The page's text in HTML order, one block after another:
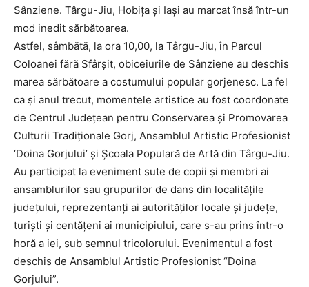
Sânziene. Târgu-Jiu, Hobița și Iași au marcat însă într-un
mod inedit sărbătoarea.
Astfel, sâmbătă, la ora 10,00, la Târgu-Jiu, în Parcul
Coloanei fără Sfârşit, obiceiurile de Sânziene au deschis
marea sărbătoare a costumului popular gorjenesc. La fel
ca şi anul trecut, momentele artistice au fost coordonate
de Centrul Judeţean pentru Conservarea şi Promovarea
Culturii Tradiţionale Gorj, Ansamblul Artistic Profesionist
‘Doina Gorjului’ şi Şcoala Populară de Artă din Târgu-Jiu.
Au participat la eveniment sute de copii şi membri ai
ansamblurilor sau grupurilor de dans din localităţile
judeţului, reprezentanți ai autorităților locale și județe,
turiști și centățeni ai municipiului, care s-au prins într-o
horă a iei, sub semnul tricolorului. Evenimentul a fost
deschis de Ansamblul Artistic Profesionist “Doina
Gorjului”.